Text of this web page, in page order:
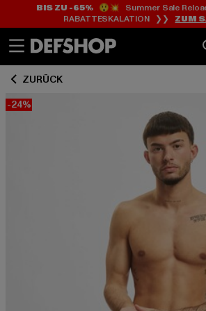
Zum
Inhalt
springen
Zum
Fußzeile
springen
BIS ZU -65%😲💥 Summer Sale
RABATTESKALATION ❯❯ ZUM
ZURÜCK
-24%